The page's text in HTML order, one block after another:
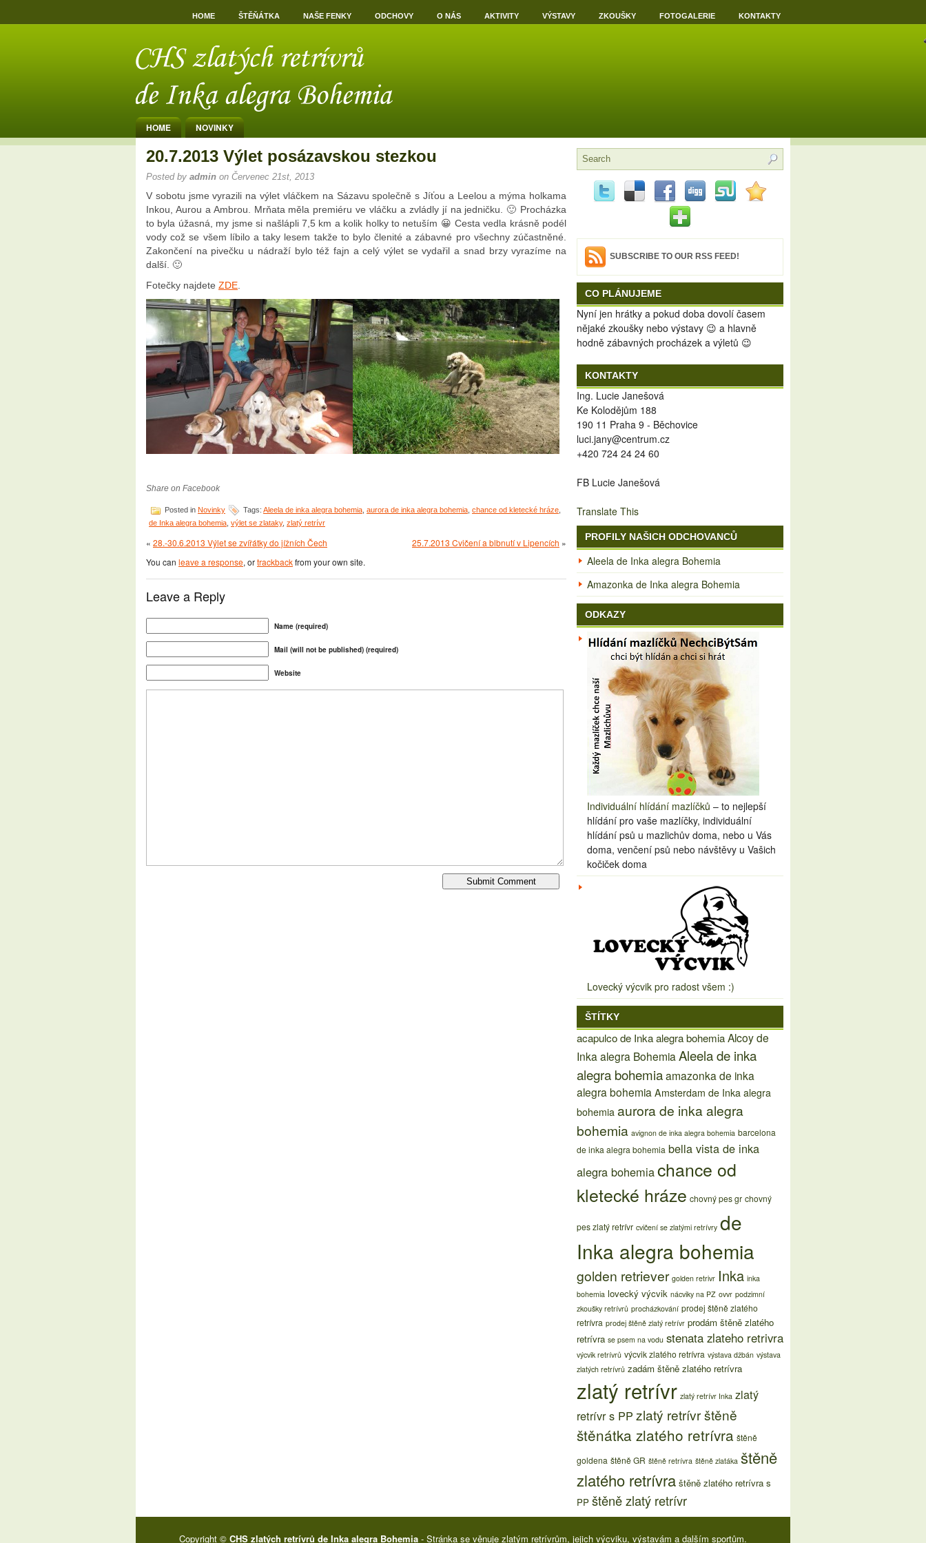
HOME ŠTĚŇÁTKA NAŠE FENKY ODCHOVY O NÁS AKTIVITY VÝSTAVY ZKOUŠKY FOTOGALERIE KONTAKTY
HOME NOVINKY
20.7.2013 Výlet posázavskou stezkou
Posted by admin on Červenec 21st, 2013
V sobotu jsme vyrazili na výlet vláčkem na Sázavu společně s Jíťou a Leelou a mýma holkama
Inkou, Aurou a Ambrou. Mrňata měla premiéru ve vláčku a zvládly jí na jedničku. 🙂 Procházka
to byla úžasná, my jsme si našlápli 7,5 km a kolik holky to netuším 😀 Cesta vedla krásně podél
vody což se všem líbilo a taky lesem takže to bylo členité a zábavné pro všechny zúčastněné.
Zakončení na pivečku u nádraží bylo též fajn a celý výlet se vydařil a snad brzy vyrazíme na
další. 🙂
Fotečky najdete ZDE
Share on Facebook
Posted in Novinky Tags: Aleela de inka alegra bohemia aurora de inka alegra bohemia chance od kletecké hráze
de Inka alegra bohemia výlet se zlataky, zlatý retrívr
« 28.-30.6.2013 Výlet se zvířátky do jížních Čech 25.7.2013 Cvičení a blbnutí v Lipencích »
You can leave a response, ortrackbackfrom your own site.
Leave a Reply
Name (required)
Mail (will not be published) (required)
Website
SUBSCRIBE TO OUR RSS FEED!
CO PLÁNUJEME
Nyní jen hrátky a pokud doba dovolí časem
nějaké zkoušky nebo výstavy 😉 a hlavně
hodně zábavných procházek a výletů 😉
KONTAKTY
Ing. Lucie Janešová
Ke Kolodějům 188
190 11 Praha 9 - Běchovice
luci.jany@centrum.cz
+420 724 24 24 60
FB Lucie Janešová
Translate This
PROFILY NAŠICH ODCHOVANCŮ
Aleela de Inka alegra Bohemia
Amazonka de Inka alegra Bohemia
ODKAZY
Individuální hlídání mazlíčků – to nejlepší
hlídání pro vaše mazlíčky, individuální
hlídání psů u mazlichův doma, nebo u Vás
doma, venčení psů nebo návštěvy u Vašich
kočiček doma
Lovecký výcvik pro radost všem :)
ŠTÍTKY
acapulco de Inka alegra bohemiaAlcoy de
Inka alegra Bohemia Aleela de inka
alegra bohemiaamazonka de inka
alegra bohemia Amsterdam de Inka alegra
bohemia aurora de inka alegra
bohemia avignon de inka alegra bohemia barcelona
de inka alegra bohemia bella vista de inka
alegra bohemiachance od
kletecké hráze chovný pes gr chovný
pes zlatý retrívr cvičení se zlatými retrívry de
Inka alegra bohemia
golden retriever golden retrivr Inka inka
bohemia lovecký výcvik nácviky na PZ ovvr podzimní
zkoušky retrívrů procházkování prodej štěně zlatého
retrívra prodej štěně zlatý retrívr prodám štěně zlatého
retrívra se psem na vodu stenata zlateho retrivra
výcvik retrívrů výcvik zlatého retrívra výstava džbán výstava
zlatých retrívrů zadám štěně zlatého retrívra
zlatý retrívr zlatý retrívr Inka zlatý
retrívr s PP zlatý retrívr štěně
štěnátka zlatého retrívra štěně
goldena štěně GR štěně retrívra štěně zlatáka štěně
zlatého retrívra štěně zlatého retrívra s
PP štěně zlatý retrívr
Copyright © CHS zlatých retrívrů de Inka alegra Bohemia - Stránka se věnuje zlatým retrívrům, jejich výcviku, výstavám a dalším sportům.